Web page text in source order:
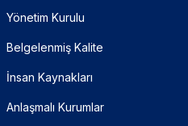
Yönetim Kurulu
Belgelenmiş Kalite
İnsan Kaynakları
Anlaşmalı Kurumlar